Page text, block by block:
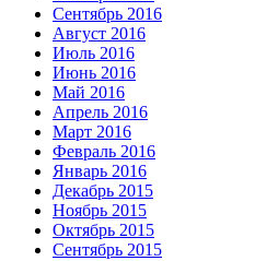
Сентябрь 2016
Август 2016
Июль 2016
Июнь 2016
Май 2016
Апрель 2016
Март 2016
Февраль 2016
Январь 2016
Декабрь 2015
Ноябрь 2015
Октябрь 2015
Сентябрь 2015